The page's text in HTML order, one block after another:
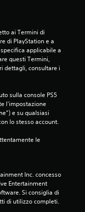
v
a
l
u
t
a
o
n
ai Termini di
di PlayStation e a
applicabile a
questi Termini,
dettagli, consultare i
sulla console PS5
l'impostazione
e su qualsiasi
lo stesso account.
le
Inc. concesso
Entertainment
Si consiglia di
di utilizzo completi.